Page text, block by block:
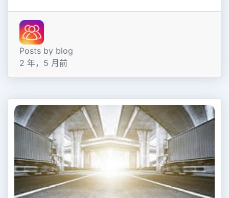
Posts by blog
2 年，5 月前